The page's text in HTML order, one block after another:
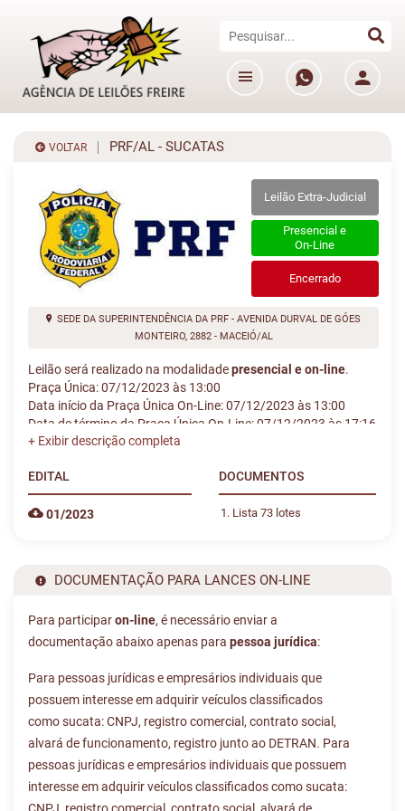
VOLTAR PRF/AL - SUCATAS
Leilão Extra-Judicial
Presencial e
On-Line
Encerrado
SEDE DA SUPERINTENDÊNCIA DA PRF - AVENIDA DURVAL DE GÓES
MONTEIRO, 2882 - MACEIÓ/AL
Leilão será realizado na modalidadepresencial e on-line.
Praça Única: 07/12/2023 às 13:00
Data início da Praça Única On-Line: 07/12/2023 às 13:00
Data de término da Praça Única On-Line: 07/12/2023 às 17:16
Para pessoas jurídicas e empresários individuais que possuem
CNPJ, registro comercial, contrato social, alvará de
jurídicas e empresários individuais que possuem interesse em
junto ao DETRAN. O par cipante deverá obrigatoriamente
termos da art.195, §3º, Constuição Federal.
OBSERVAÇÕES IMPORTANTES:
* OFERTADO O LANCE E REALIZADO O ACEITE POR
PARTE DO LEILOEIRO O ARREMATANTE DEVERÁ
EFETUAR, A
TÍTULO DE ENTRADA, O PAGAMENTO DE
15% DO VALOR TOTAL DO ARREMATE MAIS 5% DO
VALOR DO ARREMATE REFERENTE A COMISSÃO DO
LEILOEIRO, O PRAZO PARA A EFETIVAÇÃO DO
EDITAL
01/2023
DOCUMENTOS
Lista 73 lotes
DOCUMENTAÇÃO PARA LANCES ON-LINE
Para participaron-line, é necessário enviar a
documentação abaixo apenas para pessoa jurídica:
Para pessoas jurídicas e empresários individuais que
possuem interesse em adquirir veículos classificados
como sucata: CNPJ, registro comercial, contrato social,
alvará de funcionamento, registro junto ao DETRAN. Para
pessoas jurídicas e empresários individuais que possuem
interesse em adquirir veículos classificados como sucata: